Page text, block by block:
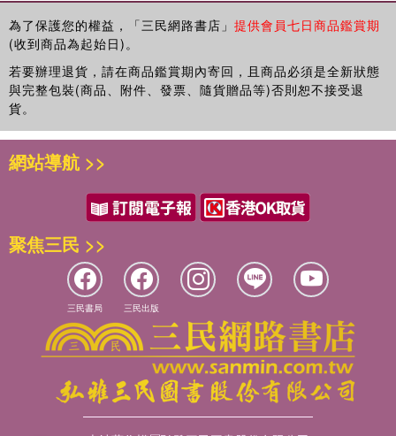
為了保護您的權益，「三民網路書店」 提供會員七日商品鑑賞期
(收到商品為起始日)。
若要辦理退貨，請在商品鑑賞期內寄回，且商品必須是全新狀態
與完整包裝(商品、附件、發票、隨貨贈品等)否則恕不接受退
貨。
網站導航 >>
聚焦三民 >>
三民書局 三民出版